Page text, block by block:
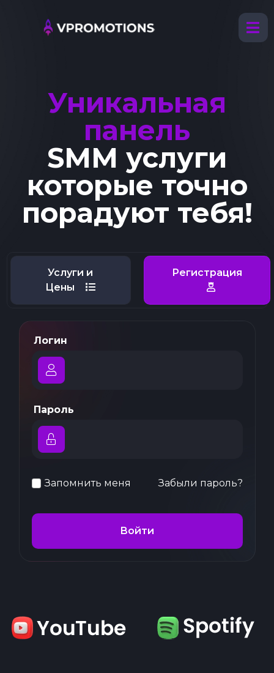
Уникальная
панель
SMM услуги
которые точно
порадуют тебя!
Услуги и
Цены
Регистрация
Логин
Пароль
Запомнить меня Забыли пароль?
Войти